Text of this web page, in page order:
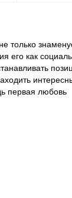
только
его как
первая любовь